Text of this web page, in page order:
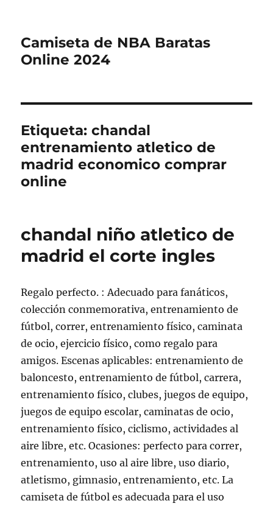
Camiseta de NBA Baratas
Online 2024
Etiqueta:chandal
entrenamiento atletico de
madrid economico comprar
online
chandal niño atletico de
madrid el corte ingles
Regalo perfecto. : Adecuado para fanáticos,
colección conmemorativa, entrenamiento de
fútbol, correr, entrenamiento físico, caminata
de ocio, ejercicio físico, como regalo para
amigos. Escenas aplicables: entrenamiento de
baloncesto, entrenamiento de fútbol, carrera,
entrenamiento físico, clubes, juegos de equipo,
juegos de equipo escolar, caminatas de ocio,
entrenamiento físico, ciclismo, actividades al
aire libre, etc. Ocasiones: perfecto para correr,
entrenamiento, uso al aire libre, uso diario,
atletismo, gimnasio, entrenamiento, etc. La
camiseta de fútbol es adecuada para el uso